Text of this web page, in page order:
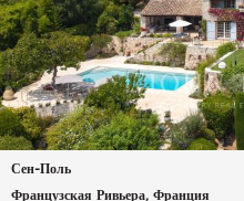
Сен-Поль
Французская Ривьера, Франция